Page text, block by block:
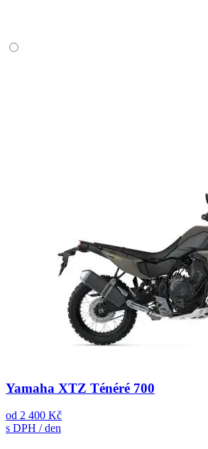
Yamaha XTZ Ténéré 700
od 2 400 Kč
s DPH / den